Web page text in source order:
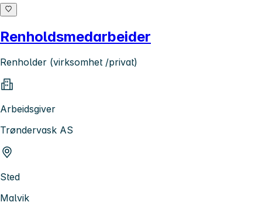
Renholdsmedarbeider
Renholder (virksomhet /privat)
Arbeidsgiver
Trøndervask AS
Sted
Malvik